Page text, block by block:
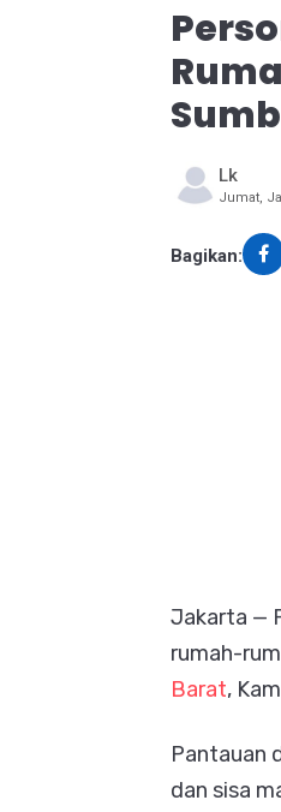
Lk
Jumat,
Bagikan:
Jakarta —
rumah-
Barat,
Pantauan
dan sisa